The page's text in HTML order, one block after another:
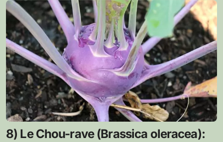
8) Le Chou-rave (Brassica oleracea):